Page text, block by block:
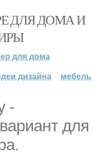
ДЛЯ ДОМА И
для дома
дизайна мебель
-
для